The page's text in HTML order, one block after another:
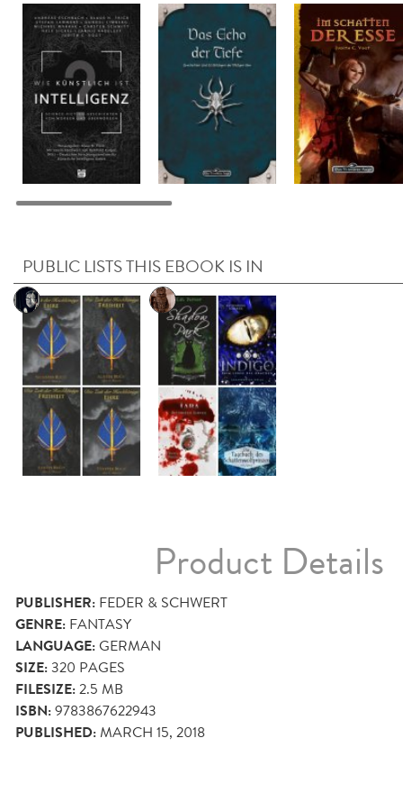
PUBLIC LISTS THIS EBOOK IS IN
Product Details
PUBLISHER: FEDER & SCHWERT
GENRE: FANTASY
LANGUAGE:GERMAN
SIZE:320 PAGES
FILESIZE:2.5 MB
ISBN:9783867622943
PUBLISHED:MARCH 15, 2018